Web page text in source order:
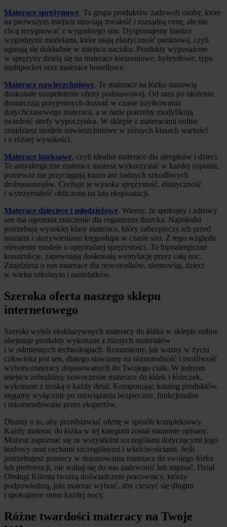
Materace sprężynowe. Ta grupa produktów zadowoli osoby, które
na pierwszym miejscu stawiają trwałość i rozsądną cenę, ale nie
chcą rezygnować z wygodnego snu. Dysponujemy bardzo
wygodnymi modelami, które mają elastyczność punktową, czyli
uginają się dokładnie w miejscu nacisku. Produkty wyposażone
w sprężyny dzielą się na materace kieszeniowe, hybrydowe, typu
multipocket oraz materace bonellowe.
Materace nawierzchniowe. Te materace na łóżko stanowią
doskonałe uzupełnienie oferty podstawowej. Od razu po ułożeniu
dostarczają przyjemnych doznań w czasie użytkowania
dotychczasowego materaca, a w razie potrzeby modyfikują
twardość strefy wypoczynku. W sklepie z materacami online
znajdziesz modele nawierzchniowe w różnych klasach wartości
i o różnej wysokości.
Materace lateksowe, czyli idealne materace dla alergików i dzieci.
Te antyalergiczne materace możesz wykorzystać w każdej sypialni,
ponieważ nie przyciągają kurzu ani żadnych szkodliwych
drobnoustrojów. Cechuje je wysoka sprężystość, elastyczność
i wytrzymałość obliczona na lata eksploatacji.
Materace dziecięce i młodzieżowe. Wiemy, że spokojny i zdrowy
sen ma ogromna znaczenie dla organizmu dziecka. Najmłodsi
potrzebują wysokiej klasy materaca, który zabezpieczy ich przed
urazami i skrzywieniami kręgosłupa w czasie snu. Z tego względu
oferujemy modele o optymalnej sprężystości. To hipoalergiczne
konstrukcje, zapewniają doskonałą wentylację przez całą noc.
Znajdziesz u nas materace dla noworodków, niemowląt, dzieci
w wieku szkolnym i nastolatków.
Szeroka oferta naszego sklepu
internetowego
Szeroki wybór ekskluzywnych materacy do łóżka w sklepie online
obejmuje produkty wykonane z różnych materiałów
i w odmiennych technologiach. Rozumiemy, jak ważny w życiu
człowieka jest sen, dlatego stawiamy na różnorodność i możliwość
wyboru materacy dopasowanych do Twojego ciała. W jednym
miejscu zebraliśmy nowoczesne materace do łóżek i łóżeczek,
wykonane z troską o każdy detal. Komponując katalog produktów,
sięgamy wyłącznie po rozwiązania bezpieczne, funkcjonalne
i rekomendowane przez ekspertów.
Dbamy o to, aby przedstawiać ofertę w sposób kompleksowy.
Każdy materac do łóżka w tej kategorii został starannie opisany.
Możesz zapoznać się ze wszystkimi szczegółami dotyczącymi jego
budowy oraz cechami szczególnymi i właściwościami. Jeśli
potrzebujesz pomocy w dopasowaniu materaca do swojego łóżka
lub preferencji, nie wahaj się do nas zadzwonić lub napisać. Dział
Obsługi Klienta tworzą doświadczeni pracownicy, którzy
podpowiedzią, jaki materac wybrać, aby cieszyć się długim
i spokojnym snem każdej nocy.
Różne twardości materacy na Twoje